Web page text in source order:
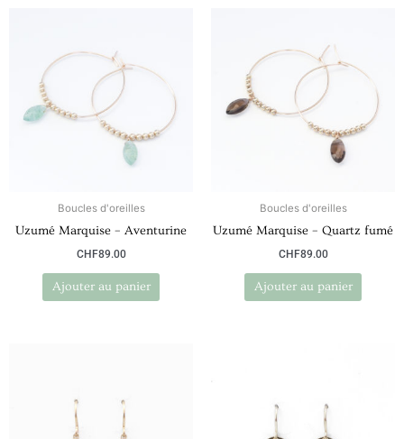
Boucles d'oreilles
Uzumé Marquise – Aventurine
CHF89.00
Ajouter au panier
Boucles d'oreilles
Uzumé Marquise – Quartz fumé
CHF89.00
Ajouter au panier